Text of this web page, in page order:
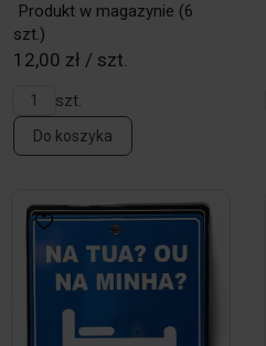
Produkt w magazynie (6
szt.)
12,00 zł / szt.
szt.
Do koszyka